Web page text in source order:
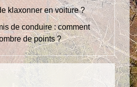
klaxonner en voiture ?
de conduire : comment
de points ?